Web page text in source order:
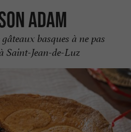
Adam
basques à ne pas
Saint-Jean-de-Luz